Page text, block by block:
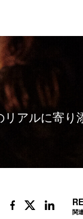
初めての方へ
Q&A
企業担当の方へ
アルに寄り
関